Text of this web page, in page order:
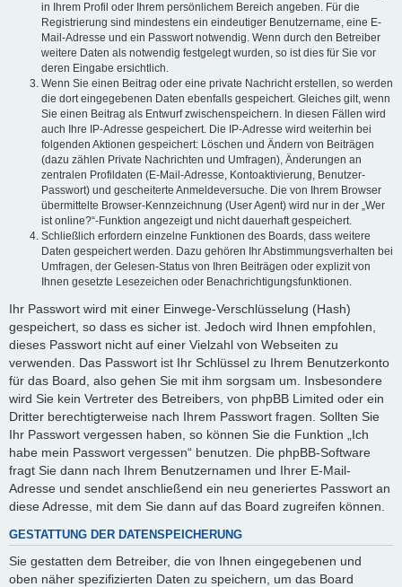
in Ihrem Profil oder Ihrem persönlichem Bereich angeben. Für die
Registrierung sind mindestens ein eindeutiger Benutzername, eine E-
Mail-Adresse und ein Passwort notwendig. Wenn durch den Betreiber
weitere Daten als notwendig festgelegt wurden, so ist dies für Sie vor
deren Eingabe ersichtlich.
Wenn Sie einen Beitrag oder eine private Nachricht erstellen, so werden
die dort eingegebenen Daten ebenfalls gespeichert. Gleiches gilt, wenn
Sie einen Beitrag als Entwurf zwischenspeichern. In diesen Fällen wird
auch Ihre IP-Adresse gespeichert. Die IP-Adresse wird weiterhin bei
folgenden Aktionen gespeichert: Löschen und Ändern von Beiträgen
(dazu zählen Private Nachrichten und Umfragen), Änderungen an
zentralen Profildaten (E-Mail-Adresse, Kontoaktivierung, Benutzer-
Passwort) und gescheiterte Anmeldeversuche. Die von Ihrem Browser
übermittelte Browser-Kennzeichnung (User Agent) wird nur in der „Wer
ist online?“-Funktion angezeigt und nicht dauerhaft gespeichert.
Schließlich erfordern einzelne Funktionen des Boards, dass weitere
Daten gespeichert werden. Dazu gehören Ihr Abstimmungsverhalten bei
Umfragen, der Gelesen-Status von Ihren Beiträgen oder explizit von
Ihnen gesetzte Lesezeichen oder Benachrichtigungsfunktionen.
Ihr Passwort wird mit einer Einwege-Verschlüsselung (Hash)
gespeichert, so dass es sicher ist. Jedoch wird Ihnen empfohlen,
dieses Passwort nicht auf einer Vielzahl von Webseiten zu
verwenden. Das Passwort ist Ihr Schlüssel zu Ihrem Benutzerkonto
für das Board, also gehen Sie mit ihm sorgsam um. Insbesondere
wird Sie kein Vertreter des Betreibers, von phpBB Limited oder ein
Dritter berechtigterweise nach Ihrem Passwort fragen. Sollten Sie
Ihr Passwort vergessen haben, so können Sie die Funktion „Ich
habe mein Passwort vergessen“ benutzen. Die phpBB-Software
fragt Sie dann nach Ihrem Benutzernamen und Ihrer E-Mail-
Adresse und sendet anschließend ein neu generiertes Passwort an
diese Adresse, mit dem Sie dann auf das Board zugreifen können.
GESTATTUNG DER DATENSPEICHERUNG
Sie gestatten dem Betreiber, die von Ihnen eingegebenen und
oben näher spezifizierten Daten zu speichern, um das Board